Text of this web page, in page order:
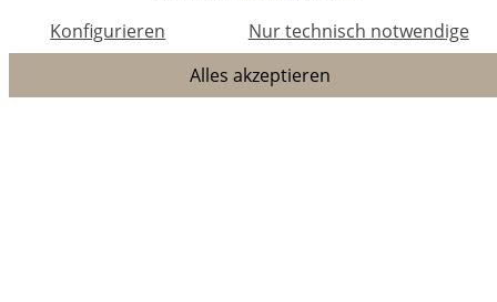
Nur technisch notwendige
Konfigurieren
Alles akzeptieren